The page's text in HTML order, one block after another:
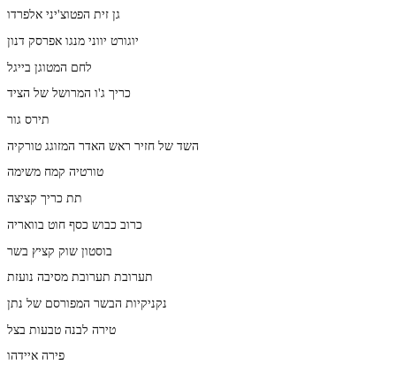
גן זית הפטוצ'יני אלפרדו
יוגורט יווני מנגו אפרסק דנון
לחם המטוגן בייגל
כריך ג'ו המרושל של הציד
תירס גור
השד של חזיר ראש האדר המזוגג טורקיה
טורטיה קמח משימה
תת כריך קציצה
כרוב כבוש כסף חוט בוואריה
בוסטון שוק קציץ בשר
תערובת תערובת מסיבה נועזת
נקניקיות הבשר המפורסם של נתן
טירה לבנה טבעות בצל
פירה איידהו